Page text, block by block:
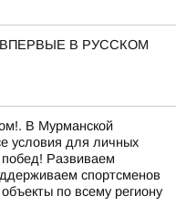
ВПЕРВЫЕ В РУССКОМ
В Мурманской
условия для личных
побед! Развиваем
спортсменов
по всему региону